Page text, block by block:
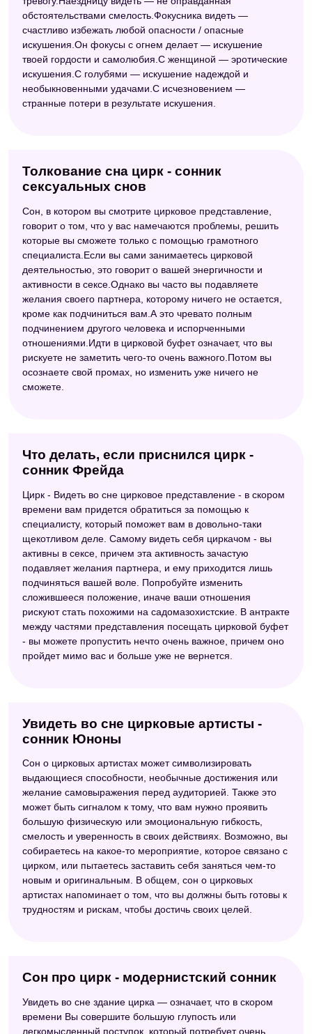
обстоятельствами смелость.Фокусника видеть —
счастливо избежать любой опасности / опасные
искушения.Он фокусы с огнем делает — искушение
твоей гордости и самолюбия.С женщиной — эротические
искушения.С голубями — искушение надеждой и
необыкновенными удачами.С исчезновением —
странные потери в результате искушения.
Толкование сна цирк - сонник
сексуальных снов
Сон, в котором вы смотрите цирковое представление,
говорит о том, что у вас намечаются проблемы, решить
которые вы сможете только с помощью грамотного
специалиста.Если вы сами занимаетесь цирковой
деятельностью, это говорит о вашей энергичности и
активности в сексе.Однако вы часто вы подавляете
желания своего партнера, которому ничего не остается,
кроме как подчиниться вам.А это чревато полным
подчинением другого человека и испорченными
отношениями.Идти в цирковой буфет означает, что вы
рискуете не заметить чего-то очень важного.Потом вы
осознаете свой промах, но изменить уже ничего не
сможете.
Что делать, если приснился цирк -
сонник Фрейда
Цирк - Видеть во сне цирковое представление - в скором
времени вам придется обратиться за помощью к
специалисту, который поможет вам в довольно-таки
щекотливом деле. Самому видеть себя циркачом - вы
активны в сексе, причем эта активность зачастую
подавляет желания партнера, и ему приходится лишь
подчиняться вашей воле. Попробуйте изменить
сложившееся положение, иначе ваши отношения
рискуют стать похожими на садомазохистские. В антракте
между частями представления посещать цирковой буфет
- вы можете пропустить нечто очень важное, причем оно
пройдет мимо вас и больше уже не вернется.
Увидеть во сне цирковые артисты -
сонник Юноны
Сон о цирковых артистах может символизировать
выдающиеся способности, необычные достижения или
желание самовыражения перед аудиторией. Также это
может быть сигналом к тому, что вам нужно проявить
большую физическую или эмоциональную гибкость,
смелость и уверенность в своих действиях. Возможно, вы
собираетесь на какое-то мероприятие, которое связано с
цирком, или пытаетесь заставить себя заняться чем-то
новым и оригинальным. В общем, сон о цирковых
артистах напоминает о том, что вы должны быть готовы к
трудностям и рискам, чтобы достичь своих целей.
Сон про цирк - модернистский сонник
Увидеть во сне здание цирка — означает, что в скором
времени Вы совершите большую глупость или
легкомысленный поступок, который потребует очень